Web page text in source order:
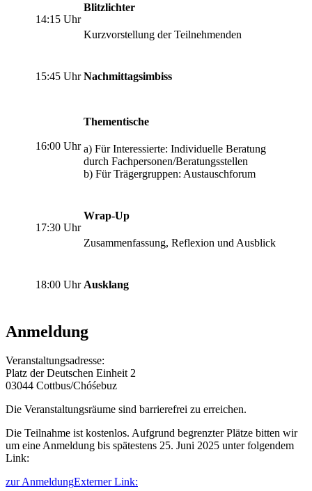
14:15 Uhr
Blitzlichter
Kurzvorstellung der Teilnehmenden
15:45 Uhr Nachmittagsimbiss
16:00 Uhr
Thementische
a) Für Interessierte: Individuelle Beratung
durch Fachpersonen/Beratungsstellen
b) Für Trägergruppen: Austauschforum
17:30 Uhr
Wrap-Up
Zusammenfassung, Reflexion und Ausblick
18:00 Uhr Ausklang
Anmeldung
Veranstaltungsadresse:
Platz der Deutschen Einheit 2
03044 Cottbus/Chóśebuz
Die Veranstaltungsräume sind barrierefrei zu erreichen.
Die Teilnahme ist kostenlos. Aufgrund begrenzter Plätze bitten wir
um eine Anmeldung bis spätestens 25. Juni 2025 unter folgendem
Link:
zur AnmeldungExterner Link: